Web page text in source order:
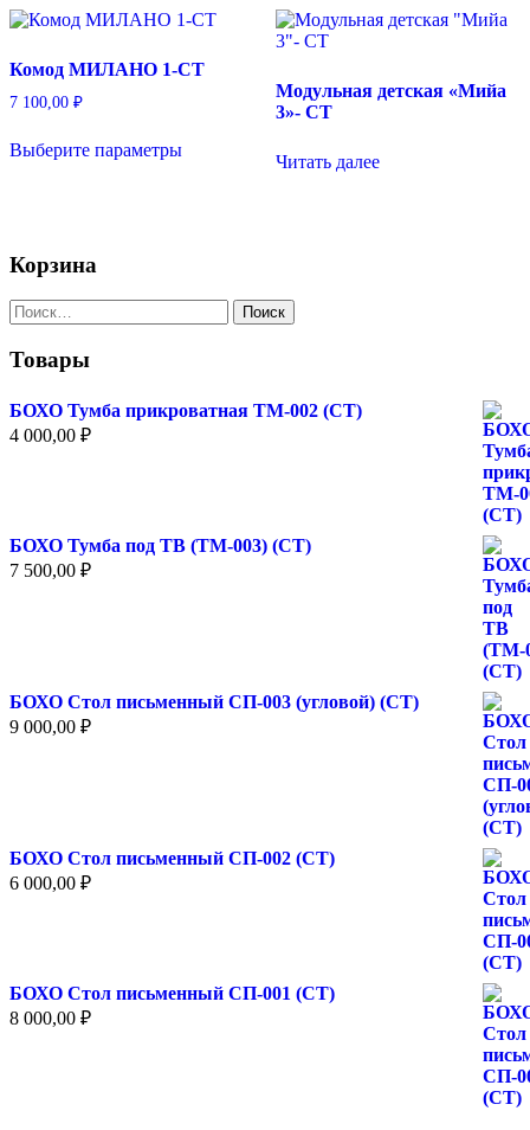
800,00 ₽
Опции
на
Комод МИЛАНО 1-СТ
7 100,00 ₽
Выберите параметрытовар
на
странице
Модульная детская «Мийа
3»- СТ
Читать далее
Корзина
Найти:
Товары
БОХО Тумба прикроватная ТМ-002 (СТ)
4 000,00 ₽
БОХО Тумба под ТВ (ТМ-003) (СТ)
7 500,00 ₽
БОХО Стол письменный СП-003 (угловой) (СТ)
9 000,00 ₽
БОХО Стол письменный СП-002 (СТ)
6 000,00 ₽
БОХО Стол письменный СП-001 (СТ)
8 000,00 ₽